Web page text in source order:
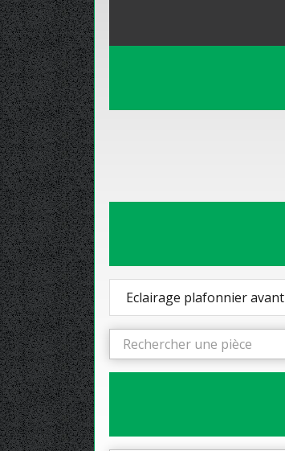
Eclairage plafonnier avant